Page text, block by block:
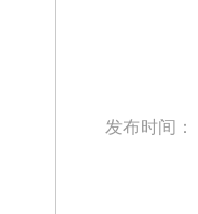
发布时间：